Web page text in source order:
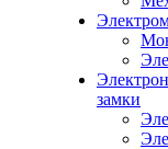
замки